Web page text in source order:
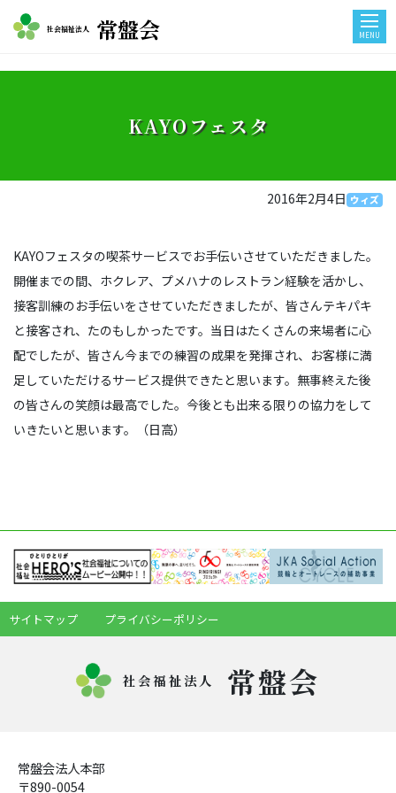
社会福祉法人 常盤会 MENU
KAYOフェスタ
2016年2月4日 ウィズ
KAYOフェスタの喫茶サービスでお手伝いさせていただきました。
開催までの間、ホクレア、プメハナのレストラン経験を活かし、
接客訓練のお手伝いをさせていただきましたが、皆さんテキパキ
と接客され、たのもしかったです。当日はたくさんの来場者に心
配でしたが、皆さん今までの練習の成果を発揮され、お客様に満
足していただけるサービス提供できたと思います。無事終えた後
の皆さんの笑顔は最高でした。今後とも出来る限りの協力をして
いきたいと思います。（日高）
サイトマップ プライバシーポリシー
社会福祉法人 常盤会
常盤会法人本部
〒890-0054